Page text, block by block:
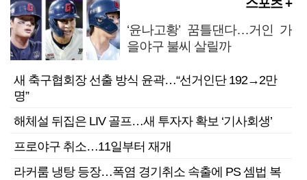
스포츠 +
‘윤나고황’ 꿈틀댄다…거인 가
을야구 불씨 살릴까
새 축구협회장 선출 방식 윤곽…“선거인단 192→2만
명”
해체설 뒤집은 LIV 골프…새 투자자 확보 ‘기사회생’
프로야구 취소…11일부터 재개
라커룸 냉탕 등장…폭염 경기취소 속출에 PS 셈법 복